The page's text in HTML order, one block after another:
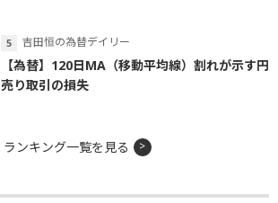
吉田恒の為替デイリー
【為替】120日MA（移動平均線）割れが示す円
売り取引の損失
ランキング一覧を見る